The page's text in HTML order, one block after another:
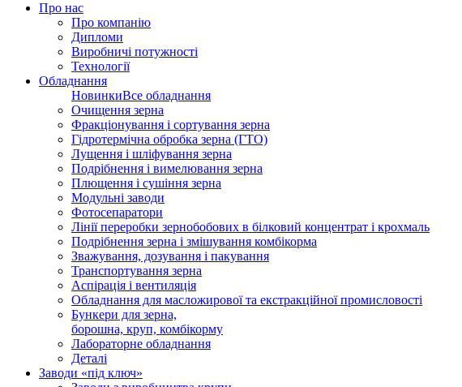
Про нас
Про компанію
Дипломи
Виробничі потужності
Технології
Обладнання
НовинкиВсе обладнання
Очищення зерна
Фракціонування і сортування зерна
Гідротермічна обробка зерна (ГТО)
Лущення і шліфування зерна
Подрібнення і вимелювання зерна
Плющення і сушіння зерна
Модульні заводи
Фотосепаратори
Лінії переробки зернобобових в білковий концентрат і крохмаль
Подрібнення зерна і змішування комбікорма
Зважування, дозування і пакування
Транспортування зерна
Аспірація і вентиляція
Обладнання для масложирової та екстракційної промисловості
Бункери для зерна,
борошна, круп, комбікорму
Лабораторне обладнання
Деталі
Заводи «під ключ»